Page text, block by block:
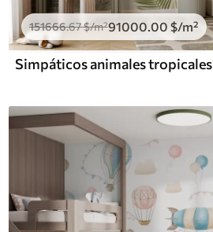
151666.67$/m²91000 .00 $/m²
Simpáticos animales tropicales